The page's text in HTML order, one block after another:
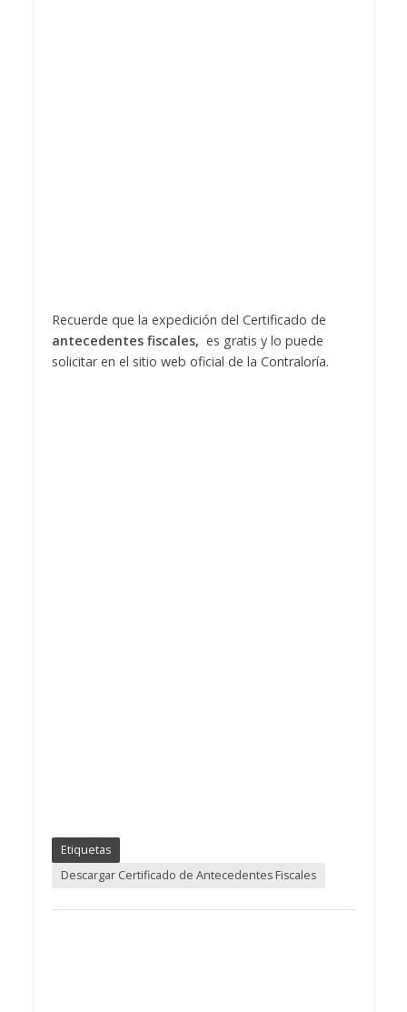
Recuerde que la expedición del Certificado de
antecedentes fiscales, es gratis y lo puede
solicitar en el sitio web oficial de la Contraloría.
Etiquetas
Descargar Certificado de Antecedentes Fiscales